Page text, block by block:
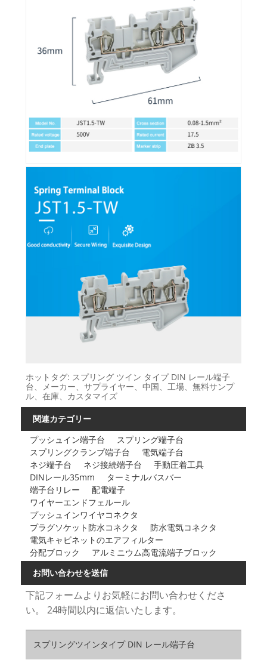
ホットタグ: スプリング ツイン タイプ DIN レール端子
台、メーカー、サプライヤー、中国、工場、無料サンプ
ル、在庫、カスタマイズ
関連カテゴリー
プッシュイン端​​子台
スプリング端子台
スプリングクランプ端子台
電気端子台
ネジ端子台
ネジ接続端子台
手動圧着工具
DINレール35mm
ターミナルバスバー
端子台リレー
配電端子
ワイヤーエンドフェルール
プッシュインワイヤコネクタ
プラグソケット防水コネクタ
防水電気コネクタ
電気キャビネットのエアフィルター
分配ブロック
アルミニウム高電流端子ブロック
お問い合わせを送信
下記フォームよりお気軽にお問い合わせくださ
い。 24時間以内に返信いたします。